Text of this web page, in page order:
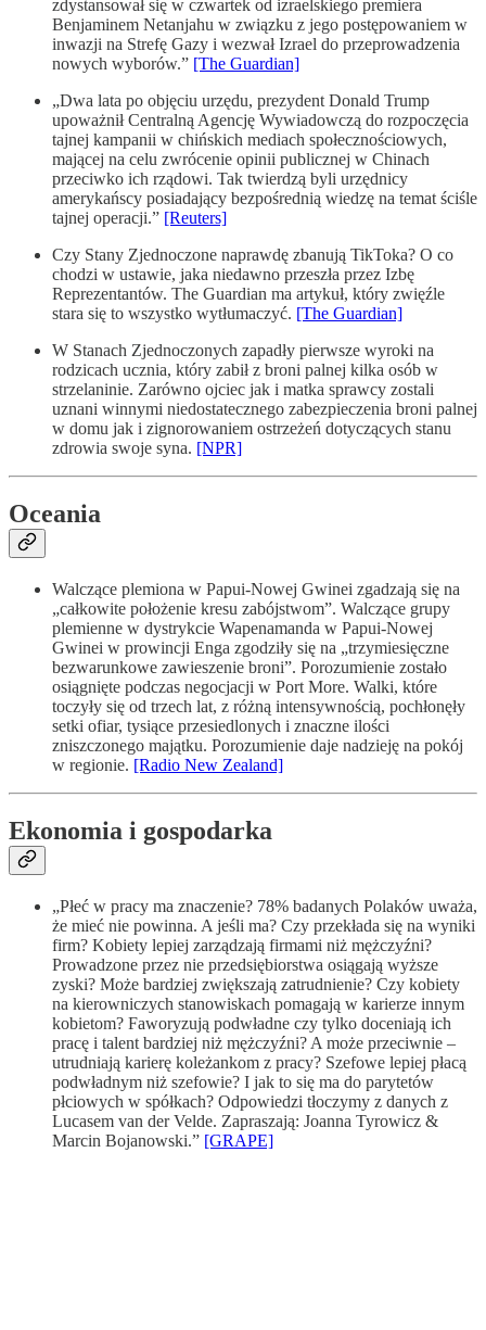
zdystansował się w czwartek od izraelskiego premiera
Benjaminem Netanjahu w związku z jego postępowaniem w
inwazji na Strefę Gazy i wezwał Izrael do przeprowadzenia
nowych wyborów.” [The Guardian]
„Dwa lata po objęciu urzędu, prezydent Donald Trump
upoważnił Centralną Agencję Wywiadowczą do rozpoczęcia
tajnej kampanii w chińskich mediach społecznościowych,
mającej na celu zwrócenie opinii publicznej w Chinach
przeciwko ich rządowi. Tak twierdzą byli urzędnicy
amerykańscy posiadający bezpośrednią wiedzę na temat ściśle
tajnej operacji.” [Reuters]
Czy Stany Zjednoczone naprawdę zbanują TikToka? O co
chodzi w ustawie, jaka niedawno przeszła przez Izbę
Reprezentantów. The Guardian ma artykuł, który zwięźle
stara się to wszystko wytłumaczyć. [The Guardian]
W Stanach Zjednoczonych zapadły pierwsze wyroki na
rodzicach ucznia, który zabił z broni palnej kilka osób w
strzelaninie. Zarówno ojciec jak i matka sprawcy zostali
uznani winnymi niedostatecznego zabezpieczenia broni palnej
w domu jak i zignorowaniem ostrzeżeń dotyczących stanu
zdrowia swoje syna. [NPR]
Oceania
Walczące plemiona w Papui-Nowej Gwinei zgadzają się na
„całkowite położenie kresu zabójstwom”. Walczące grupy
plemienne w dystrykcie Wapenamanda w Papui-Nowej
Gwinei w prowincji Enga zgodziły się na „trzymiesięczne
bezwarunkowe zawieszenie broni”. Porozumienie zostało
osiągnięte podczas negocjacji w Port More. Walki, które
toczyły się od trzech lat, z różną intensywnością, pochłonęły
setki ofiar, tysiące przesiedlonych i znaczne ilości
zniszczonego majątku. Porozumienie daje nadzieję na pokój
w regionie. [Radio New Zealand]
Ekonomia i gospodarka
„Płeć w pracy ma znaczenie? 78% badanych Polaków uważa,
że mieć nie powinna. A jeśli ma? Czy przekłada się na wyniki
firm? Kobiety lepiej zarządzają firmami niż mężczyźni?
Prowadzone przez nie przedsiębiorstwa osiągają wyższe
zyski? Może bardziej zwiększają zatrudnienie? Czy kobiety
na kierowniczych stanowiskach pomagają w karierze innym
kobietom? Faworyzują podwładne czy tylko doceniają ich
pracę i talent bardziej niż mężczyźni? A może przeciwnie –
utrudniają karierę koleżankom z pracy? Szefowe lepiej płacą
podwładnym niż szefowie? I jak to się ma do parytetów
płciowych w spółkach? Odpowiedzi tłoczymy z danych z
Lucasem van der Velde. Zapraszają: Joanna Tyrowicz &
Marcin Bojanowski.” [GRAPE]